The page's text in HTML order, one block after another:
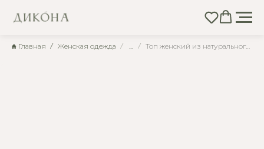
Главная Женская одежда ... Топ женский из натурального льна